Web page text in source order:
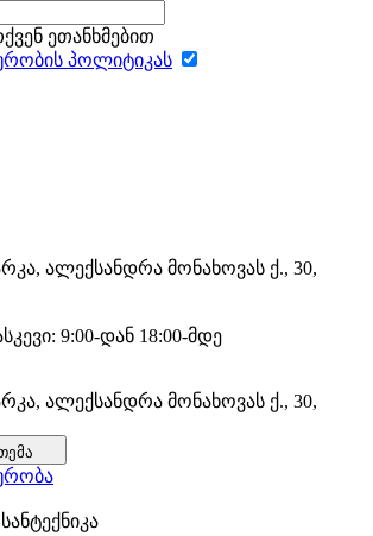
ეთანხმებით
პოლიტიკას
ალექსანდრა მონახოვას ქ., 30,
9:00-დან 18:00-მდე
ალექსანდრა მონახოვას ქ., 30,